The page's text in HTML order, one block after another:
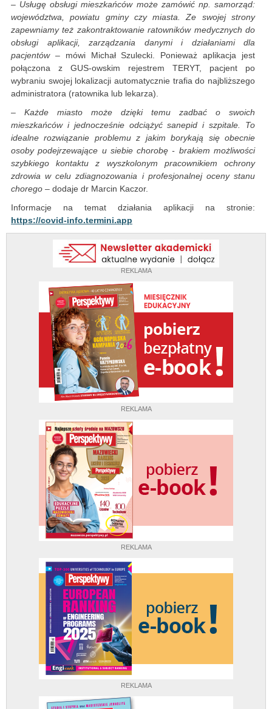
REKLAMA
REKLAMA
REKLAMA
REKLAMA
– Usługę obsługi mieszkańców może zamówić np. samorząd:
województwa, powiatu gminy czy miasta. Ze swojej strony
zapewniamy też zakontraktowanie ratowników medycznych do
obsługi aplikacji, zarządzania danymi i działaniami dla
pacjentów –mówi Michał Szulecki. Ponieważ aplikacja jest
połączona z GUS-owskim rejestrem TERYT, pacjent po
wybraniu swojej lokalizacji automatycznie trafia do najbliższego
administratora (ratownika lub lekarza).
– Każde miasto może dzięki temu zadbać o swoich
mieszkańców i jednocześnie odciążyć sanepid i szpitale. To
idealne rozwiązanie problemu z jakim borykają się obecnie
osoby podejrzewające u siebie chorobę - brakiem możliwości
szybkiego kontaktu z wyszkolonym pracownikiem ochrony
zdrowia w celu zdiagnozowania i profesjonalnej oceny stanu
chorego – dodaje dr Marcin Kaczor.
Informacje na temat działania aplikacji na stronie:
https://covid-info.termini.app